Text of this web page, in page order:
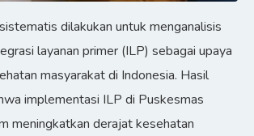
dilakukan untuk menganalisis
layanan primer (ILP) sebagai upaya
masyarakat di Indonesia. Hasil
implementasi ILP di Puskesmas
meningkatkan derajat kesehatan